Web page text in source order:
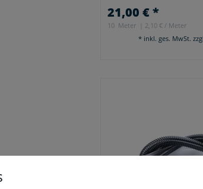
21,00 € *
10 Meter
| 2,10 € / Meter
* inkl. ges. MwSt.